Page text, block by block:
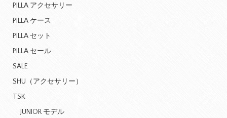
PILLA アクセサリー
PILLA ケース
PILLA セット
PILLA セール
SALE
SHU（アクセサリー）
TSK
JUNIOR モデル